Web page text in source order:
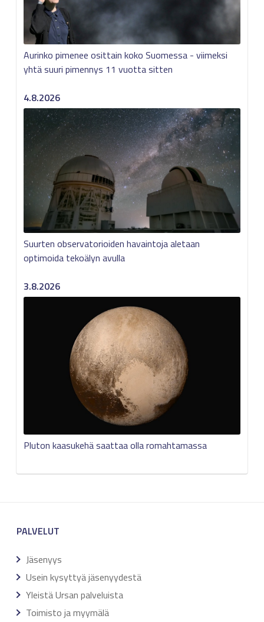
Aurinko pimenee osittain koko Suomessa - viimeksi
yhtä suuri pimennys 11 vuotta sitten
4.8.2026
Suurten observatorioiden havaintoja aletaan
optimoida tekoälyn avulla
3.8.2026
Pluton kaasukehä saattaa olla romahtamassa
PALVELUT
Jäsenyys
Usein kysyttyä jäsenyydestä
Yleistä Ursan palveluista
Toimisto ja myymälä